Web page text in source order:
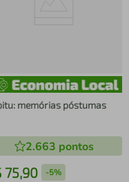
memórias póstumas
2.663 pontos
75,90 -5%